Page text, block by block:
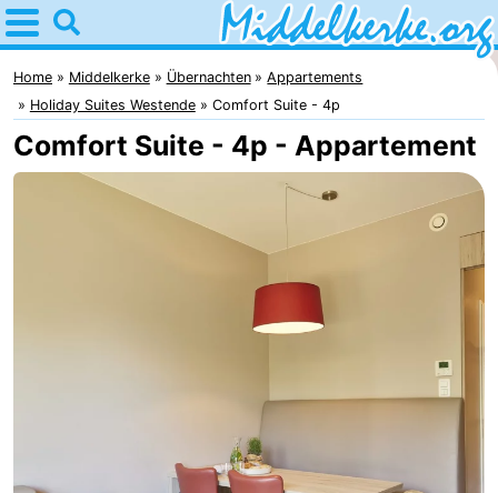
Home
Middelkerke
Tipps
Für
Home Middelkerke Übernachten
Appartements
Holiday Suites Westende
Comfort Suite - 4p
Comfort Suite - 4p - Appartement